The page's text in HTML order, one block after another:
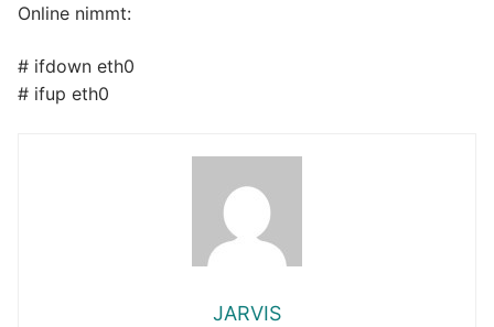
Online nimmt:
# ifdown eth0
# ifup eth0
JARVIS